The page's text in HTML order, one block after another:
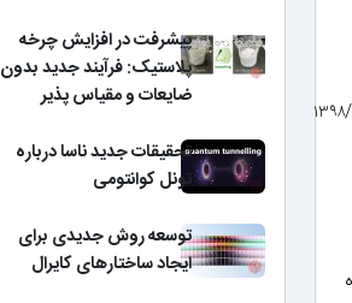
پیشرفت در افزایش چرخه
پلاستیک: فرآیند جدید بدون
ضایعات و مقیاس پذیر
تحقیقات جدید ناسا درباره
تونل کوانتومی
توسعه روش جدیدی برای
ایجاد ساختارهای کایرال